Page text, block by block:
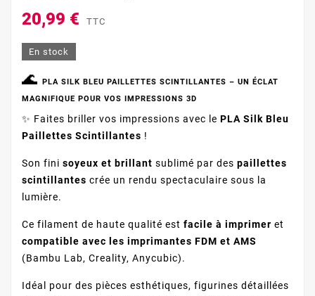
20,99 € TTC
En stock
🌊
PLA SILK BLEU PAILLETTES SCINTILLANTES – UN ÉCLAT
MAGNIFIQUE POUR VOS IMPRESSIONS 3D
✨ Faites briller vos impressions avec le PLA Silk Bleu
Paillettes Scintillantes !
Son fini soyeux et brillant sublimé par des paillettes
scintillantes crée un rendu spectaculaire sous la
lumière.
Ce filament de haute qualité est facile à imprimer et
compatible avec les imprimantes FDM et AMS
(Bambu Lab, Creality, Anycubic).
Idéal pour des pièces esthétiques, figurines détaillées